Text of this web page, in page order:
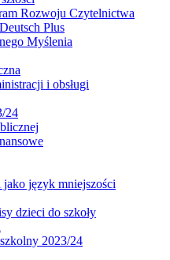
Rozwoju Czytelnictwa
Plus
Myślenia
i obsługi
24
język mniejszości
dzieci do szkoły
2023/24